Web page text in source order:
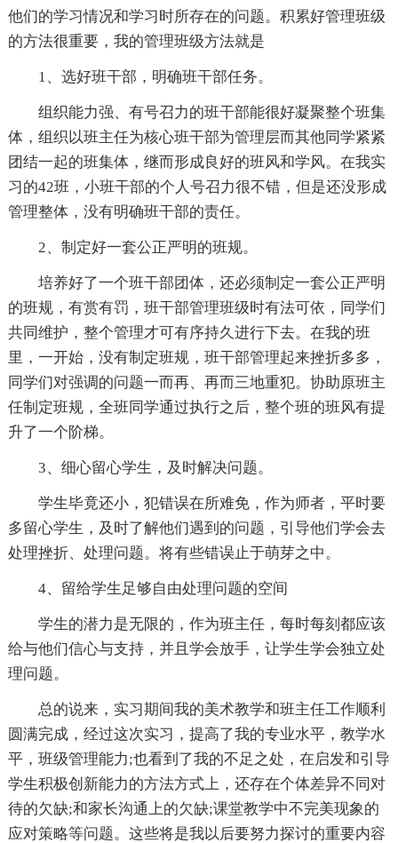
他们的学习情况和学习时所存在的问题。积累好管理班级
的方法很重要，我的管理班级方法就是
1、选好班干部，明确班干部任务。
组织能力强、有号召力的班干部能很好凝聚整个班集
体，组织以班主任为核心班干部为管理层而其他同学紧紧
团结一起的班集体，继而形成良好的班风和学风。在我实
习的42班，小班干部的个人号召力很不错，但是还没形成
管理整体，没有明确班干部的责任。
2、制定好一套公正严明的班规。
培养好了一个班干部团体，还必须制定一套公正严明
的班规，有赏有罚，班干部管理班级时有法可依，同学们
共同维护，整个管理才可有序持久进行下去。在我的班
里，一开始，没有制定班规，班干部管理起来挫折多多，
同学们对强调的问题一而再、再而三地重犯。协助原班主
任制定班规，全班同学通过执行之后，整个班的班风有提
升了一个阶梯。
3、细心留心学生，及时解决问题。
学生毕竟还小，犯错误在所难免，作为师者，平时要
多留心学生，及时了解他们遇到的问题，引导他们学会去
处理挫折、处理问题。将有些错误止于萌芽之中。
4、留给学生足够自由处理问题的空间
学生的潜力是无限的，作为班主任，每时每刻都应该
给与他们信心与支持，并且学会放手，让学生学会独立处
理问题。
总的说来，实习期间我的美术教学和班主任工作顺利
圆满完成，经过这次实习，提高了我的专业水平，教学水
平，班级管理能力;也看到了我的不足之处，在启发和引导
学生积极创新能力的方法方式上，还存在个体差异不同对
待的欠缺;和家长沟通上的欠缺;课堂教学中不完美现象的
应对策略等问题。这些将是我以后要努力探讨的重要内容